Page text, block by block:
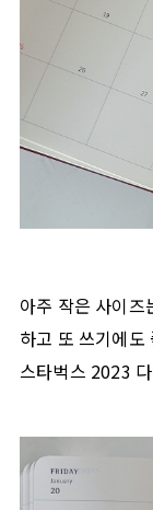
아주 작은 사이
하고 또 쓰기에
스타벅스 2023